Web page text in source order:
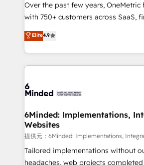
Award: Best Integration • 150+
projects • Clients in 30+ industries •
technology for integrations •
English, Spanish, Portuguese & Italian 👉 Grow
smarter with AI and HubSpot.
Over the past few years, OneMetric
with 750+ customers across SaaS,
healthcare, real estate, and other
150+ HubSpot-certified experts, we
solutions to complex GTM and
Our Expertise 🔹 Onboarding & Implementation:
tailored to your GTM motion. 🔹 Migrations:
from other CRMs to HubSpot
downtime. 🔹 RevOps Strategy: Align teams,
processes, and data to drive revenue
Integrations: Connect HubSpot with
for better adoption. 🔹 Custom Solutions: Build
Elite4.9
6Minded: Implementations,
Websites
提供元：6Minded: Implementations,
Tailored implementations without
headaches, web projects completed on